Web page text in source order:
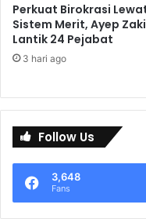
Perkuat Birokrasi
Sistem Merit, Ayep Zaki
Lantik 24 Pejabat
3 hari ago
Follow Us
3,648
Fans